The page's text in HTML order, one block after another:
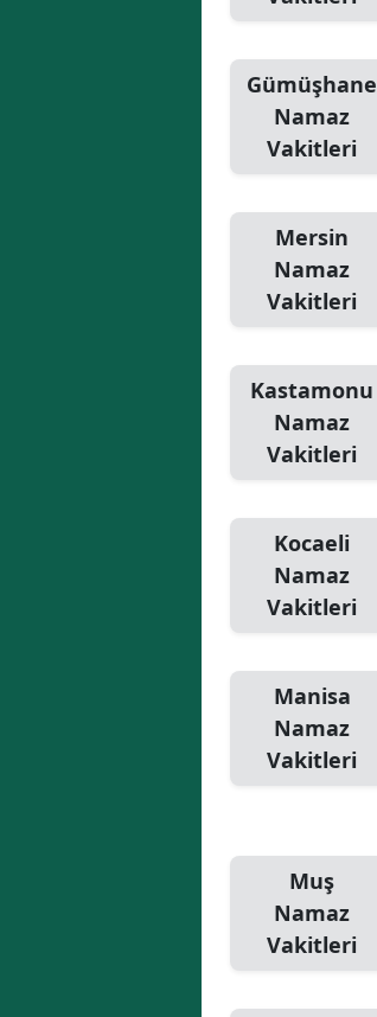
Gümüşhane
Namaz
Vakitleri
Mersin
Namaz
Vakitleri
Kastamonu
Namaz
Vakitleri
Kocaeli
Namaz
Vakitleri
Manisa
Namaz
Vakitleri
Muş
Namaz
Vakitleri